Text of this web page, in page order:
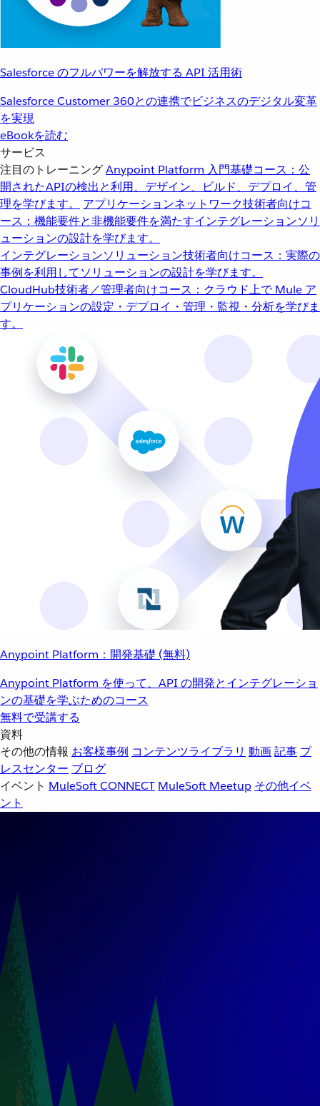
Salesforce のフルパワーを解放する API 活用術
Salesforce Customer 360との連携でビジネスのデジタル変革
を実現
eBookを読む
サービス
注目のトレーニングAnypoint Platform 入門基礎コース：公
開されたAPIの検出と利用、デザイン、ビルド、デプロイ、管
理を学びます。
アプリケーションネットワーク技術者向けコ
ース：機能要件と非機能要件を満たすインテグレーションソリ
ューションの設計を学びます。
インテグレーションソリューション技術者向けコース：実際の
事例を利用してソリューションの設計を学びます。
CloudHub技術者／管理者向けコース：クラウド上で Mule ア
プリケーションの設定・デプロイ・管理・監視・分析を学びま
す。
Anypoint Platform：開発基礎 (無料)
Anypoint Platform を使って、API の開発とインテグレーショ
ンの基礎を学ぶためのコース
無料で受講する
資料
その他の情報 お客様事例 コンテンツライブラリ 動画記事 プ
レスセンター ブログ
イベント MuleSoft CONNECT MuleSoft Meetup その他イベ
ント